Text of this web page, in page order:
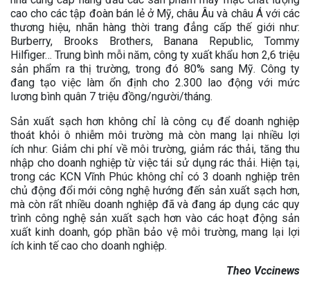
cao cho các tập đoàn bán lẻ ở Mỹ, châu Âu và châu Á với các
thương hiệu, nhãn hàng thời trang đẳng cấp thế giới như:
Burberry, Brooks Brothers, Banana Republic, Tommy
Hilfiger… Trung bình mỗi năm, công ty xuất khẩu hơn 2,6 triệu
sản phẩm ra thị trường, trong đó 80% sang Mỹ. Công ty
đang tạo việc làm ổn định cho 2.300 lao động với mức
lương bình quân 7 triệu đồng/người/tháng.
Sản xuất sạch hơn không chỉ là công cụ để doanh nghiệp
thoát khỏi ô nhiễm môi trường mà còn mang lại nhiều lợi
ích như: Giảm chi phí về môi trường, giảm rác thải, tăng thu
nhập cho doanh nghiệp từ việc tái sử dụng rác thải. Hiện tại,
trong các KCN Vĩnh Phúc không chỉ có 3 doanh nghiệp trên
chủ động đổi mới công nghệ hướng đến sản xuất sạch hơn,
mà còn rất nhiều doanh nghiệp đã và đang áp dụng các quy
trình công nghệ sản xuất sạch hơn vào các hoạt động sản
xuất kinh doanh, góp phần bảo vệ môi trường, mang lại lợi
ích kinh tế cao cho doanh nghiệp.
Theo Vccinews